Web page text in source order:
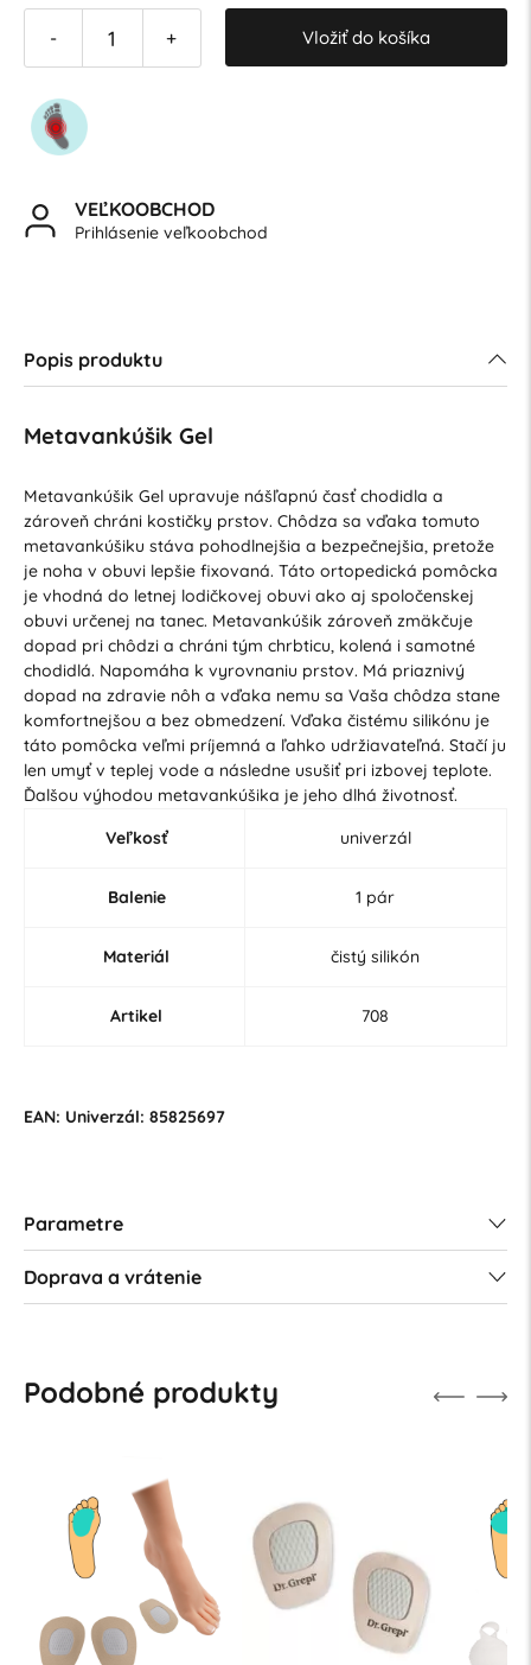
- + Vložiť do košíka
VEĽKOOBCHOD
Prihlásenie veľkoobchod
Popis produktu
Metavankúšik Gel
Metavankúšik Gel upravuje nášľapnú časť chodidla a
zároveň chráni kostičky prstov. Chôdza sa vďaka tomuto
metavankúšiku stáva pohodlnejšia a bezpečnejšia, pretože
je noha v obuvi lepšie fixovaná. Táto ortopedická pomôcka
je vhodná do letnej lodičkovej obuvi ako aj spoločenskej
obuvi určenej na tanec. Metavankúšik zároveň zmäkčuje
dopad pri chôdzi a chráni tým chrbticu, kolená i samotné
chodidlá. Napomáha k vyrovnaniu prstov. Má priaznivý
dopad na zdravie nôh a vďaka nemu sa Vaša chôdza stane
komfortnejšou a bez obmedzení. Vďaka čistému silikónu je
táto pomôcka veľmi príjemná a ľahko udržiavateľná. Stačí ju
len umyť v teplej vode a následne usušiť pri izbovej teplote.
Ďalšou výhodou metavankúšika je jeho dlhá životnosť.
Veľkosť
univerzál
Balenie 1 pár
Materiál čistý silikón
Artikel 708
EAN: Univerzál: 85825697
Parametre
Doprava a vrátenie
Podobné produkty